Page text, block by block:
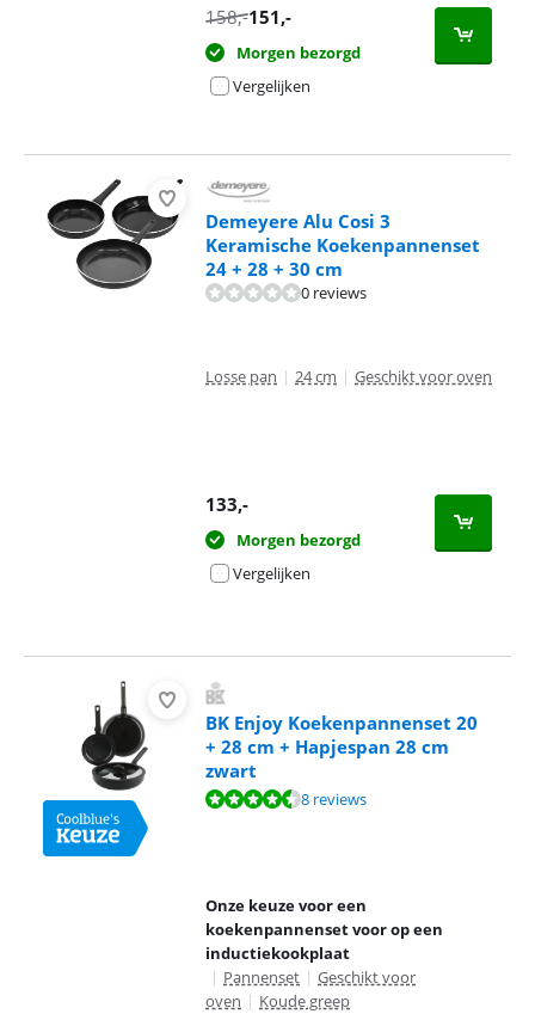
158,-151,-
Morgen bezorgd
Vergelijken
Demeyere Alu Cosi 3
Keramische Koekenpannenset
24 + 28 + 30 cm
0 reviews
Losse pan | 24 cm | Geschikt voor oven
133,-
Morgen bezorgd
Vergelijken
BK Enjoy Koekenpannenset 20
+ 28 cm + Hapjespan 28 cm
zwart
Beoordeling is 8,8 van de 10, gebaseerd op 8 reviews.
8 reviews
Onze keuze voor een
koekenpannenset voor op een
inductiekookplaat
| Pannenset | Geschikt voor
oven | Koude greep